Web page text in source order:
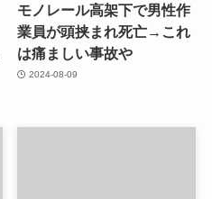
モノレール高架下で男性作
業員が頭挟まれ死亡→これ
は痛ましい事故や
2024-08-09